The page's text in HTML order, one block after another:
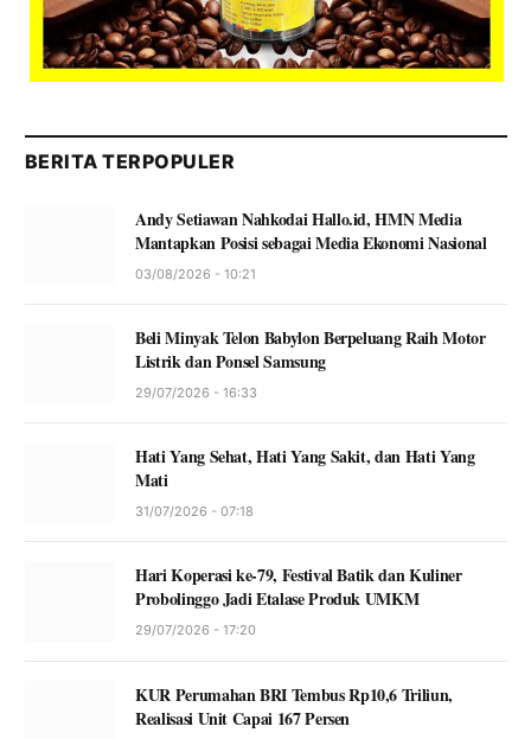
BERITA TERPOPULER
Andy Setiawan Nahkodai Hallo.id, HMN Media
Mantapkan Posisi sebagai Media Ekonomi Nasional
03/08/2026 - 10:21
Beli Minyak Telon Babylon Berpeluang Raih Motor
Listrik dan Ponsel Samsung
29/07/2026 - 16:33
Hati Yang Sehat, Hati Yang Sakit, dan Hati Yang
Mati
31/07/2026 - 07:18
Hari Koperasi ke-79, Festival Batik dan Kuliner
Probolinggo Jadi Etalase Produk UMKM
29/07/2026 - 17:20
KUR Perumahan BRI Tembus Rp10,6 Triliun,
Realisasi Unit Capai 167 Persen